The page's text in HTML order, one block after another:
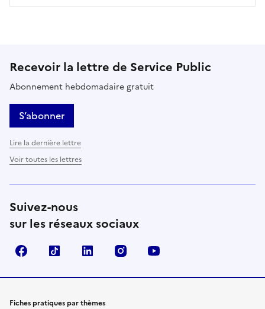
Recevoir la lettre de Service Public
Abonnement hebdomadaire gratuit
S’abonner
Lire la dernière lettre
Voir toutes les lettres
Suivez-nous
sur les réseaux sociaux
FacebookTikTok LinkedIn Instagram
Fiches pratiques par thèmes